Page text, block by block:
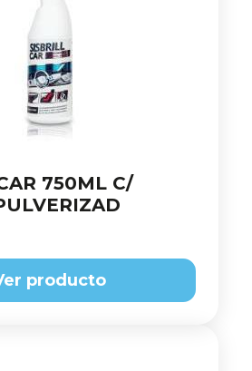
750ML C/
producto